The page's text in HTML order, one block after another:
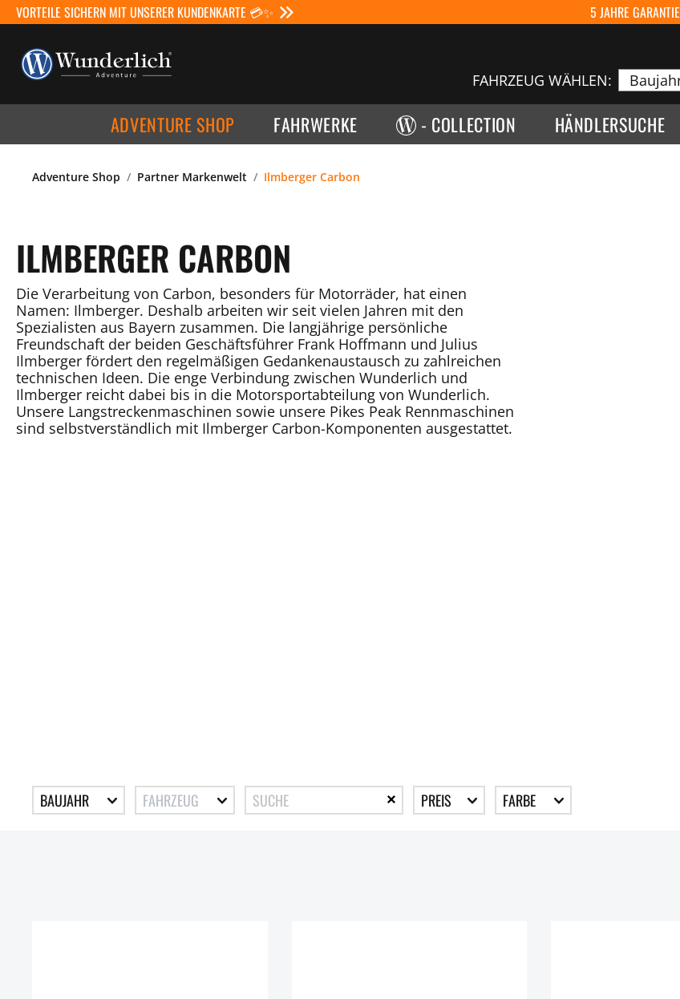
VORTEILE SICHERN MIT UNSERER KUNDENKARTE 💳✨ 5 JAHRE GARANTIE
FAHRZEUG WÄHLEN:
ADVENTURE SHOP FAHRWERKE - COLLECTION HÄNDLERSUCHE
Adventure Shop Partner Markenwelt Ilmberger Carbon
ILMBERGER CARBON
Die Verarbeitung von Carbon, besonders für Motorräder, hat einen
Namen: Ilmberger. Deshalb arbeiten wir seit vielen Jahren mit den
Spezialisten aus Bayern zusammen. Die langjährige persönliche
Freundschaft der beiden Geschäftsführer Frank Hoffmann und Julius
Ilmberger fördert den regelmäßigen Gedankenaustausch zu zahlreichen
technischen Ideen. Die enge Verbindung zwischen Wunderlich und
Ilmberger reicht dabei bis in die Motorsportabteilung von Wunderlich.
Unsere Langstreckenmaschinen sowie unsere Pikes Peak Rennmaschinen
sind selbstverständlich mit Ilmberger Carbon-Komponenten ausgestattet.
BAUJAHR FAHRZEUG FARBE
PREIS